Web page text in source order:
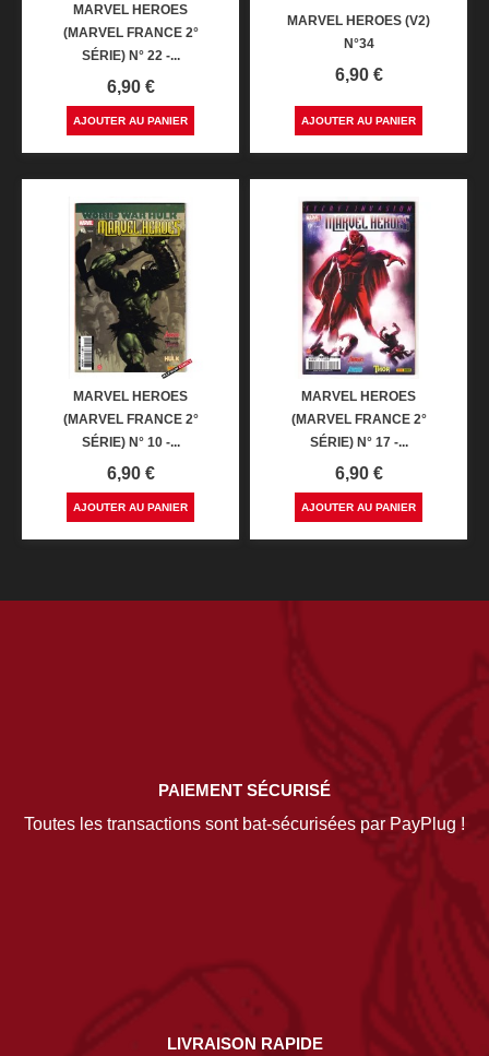
MARVEL HEROES
(MARVEL FRANCE 2°
SÉRIE) N° 22 -...
Prix
6,90 €
AJOUTER AU PANIER
MARVEL HEROES (V2)
N°34
Prix
6,90 €
AJOUTER AU PANIER
MARVEL HEROES
(MARVEL FRANCE 2°
SÉRIE) N° 10 -...
Prix
6,90 €
AJOUTER AU PANIER
MARVEL HEROES
(MARVEL FRANCE 2°
SÉRIE) N° 17 -...
Prix
6,90 €
AJOUTER AU PANIER
PAIEMENT SÉCURISÉ
Toutes les transactions sont bat-sécurisées par PayPlug !
LIVRAISON RAPIDE